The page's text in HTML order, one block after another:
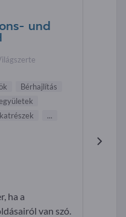
und
Bérhajlítás
...
ha a
van szó.